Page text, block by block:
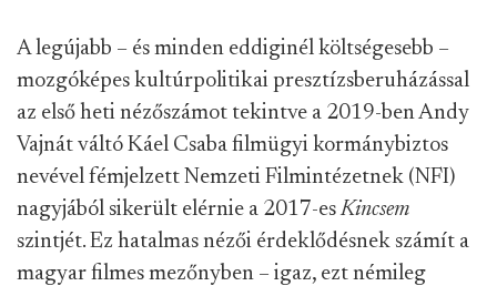
A legújabb – és minden eddiginél költségesebb –
mozgóképes kultúrpolitikai presztízsberuházással
az első heti nézőszámot tekintve a 2019-ben Andy
Vajnát váltó Káel Csaba filmügyi kormánybiztos
nevével fémjelzett Nemzeti Filmintézetnek (NFI)
nagyjából sikerült elérnie a 2017-esKincsem
szintjét. Ez hatalmas nézői érdeklődésnek számít a
magyar filmes mezőnyben – igaz, ezt némileg